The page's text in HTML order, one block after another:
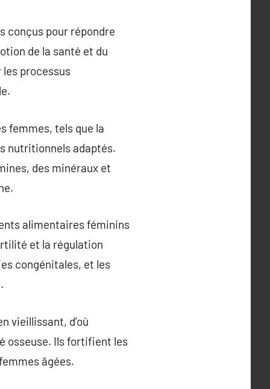
conçus pour répondre
de la santé et du
processus
femmes, tels que la
nutritionnels adaptés.
des minéraux et
alimentaires féminins
et la régulation
congénitales, et les
vieillissant, d’où
osseuse. Ils fortifient les
âgées.